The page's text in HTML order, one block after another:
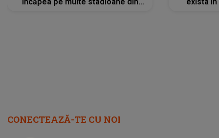
CONECTEAZĂ-TE CU NOI